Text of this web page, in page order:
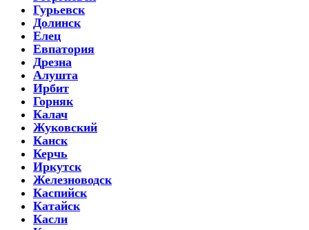
Гурьевск
Долинск
Елец
Евпатория
Дрезна
Алушта
Ирбит
Горняк
Калач
Жуковский
Канск
Керчь
Иркутск
Железноводск
Каспийск
Катайск
Касли